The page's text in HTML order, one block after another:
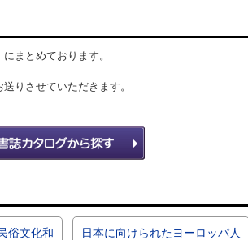
まとめております。
りさせていただきます。
俗文化和
日本に向けられたヨーロッパ人